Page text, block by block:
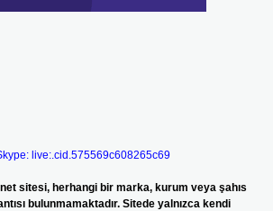
live:.cid.575569c608265c69
sitesi, herhangi bir marka, kurum veya şahıs
bulunmamaktadır. Sitede yalnızca kendi